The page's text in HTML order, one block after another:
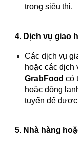
trong siêu thị.
4. Dịch vụ giao
Các dịch vụ
hoặc các dịch
GrabFood có
hoặc đông
tuyến để
5. Nhà hàng